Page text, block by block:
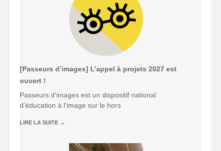
[Passeurs d’images] L’appel à projets 2027 est
ouvert !
Passeurs d’images est un dispositif national
d’éducation à l’image sur le hors
LIRE LA SUITE →